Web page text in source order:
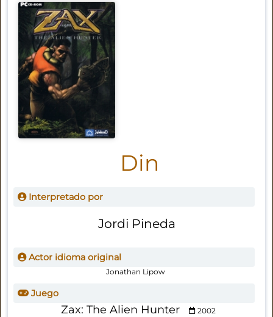
Din
Interpretado por
Jordi Pineda
Actor idioma original
Jonathan Lipow
Juego
Zax: The Alien Hunter 2002